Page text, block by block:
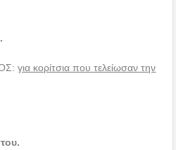
για κορίτσια που τελείωσαν την